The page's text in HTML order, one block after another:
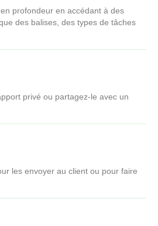
profondeur en accédant à des
des balises, des types de tâches
privé ou partagez-le avec un
les envoyer au client ou pour faire